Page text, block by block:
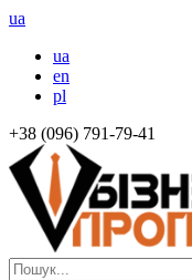
ua
ua
en
pl
+38 (096) 791-79-41